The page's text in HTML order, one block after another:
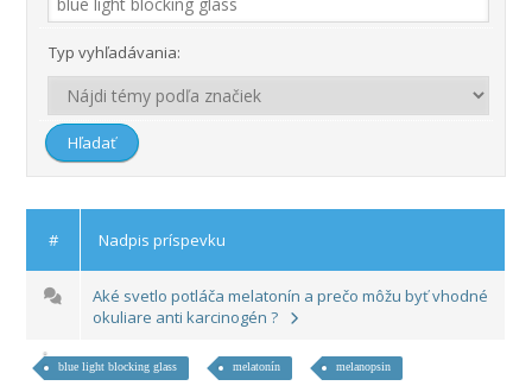
Typ vyhľadávania:
# Nadpis príspevku
Aké svetlo potláča melatonín a prečo môžu byť vhodné
okuliare anti karcinogén ?
blue light blocking glass melatonín melanopsin